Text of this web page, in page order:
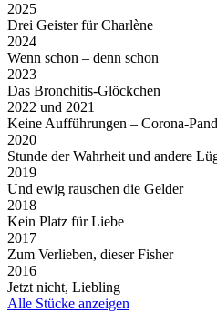
2025
Drei Geister für Charlène
2024
Wenn schon – denn schon
2023
Das Bronchitis-Glöckchen
2022 und 2021
Keine Aufführungen – Corona-
2020
Stunde der Wahrheit und andere
2019
Und ewig rauschen die Gelder
2018
Kein Platz für Liebe
2017
Zum Verlieben, dieser Fisher
2016
Jetzt nicht, Liebling
Alle Stücke anzeigen